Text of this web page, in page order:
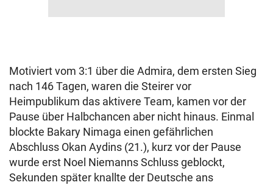
Motiviert vom 3:1 über die Admira, dem ersten Sieg
nach 146 Tagen, waren die Steirer vor
Heimpublikum das aktivere Team, kamen vor der
Pause über Halbchancen aber nicht hinaus. Einmal
blockte Bakary Nimaga einen gefährlichen
Abschluss Okan Aydins (21.), kurz vor der Pause
wurde erst Noel Niemanns Schluss geblockt,
Sekunden später knallte der Deutsche ans